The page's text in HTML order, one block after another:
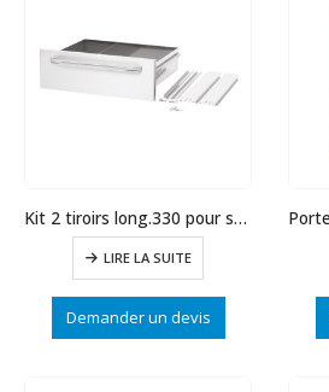
Kit 2 tiroirs long.330 pour support fermé
LIRE LA SUITE
Demander un devis